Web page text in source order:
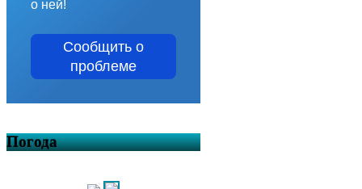
о ней!
Сообщить о
проблеме
Погода